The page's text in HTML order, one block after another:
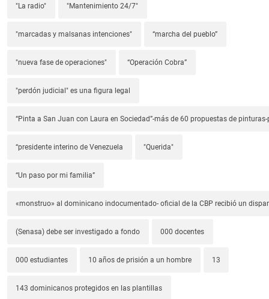
"La radio" "Mantenimiento 24/7"
"marcadas y malsanas intenciones" “marcha del pueblo”
"nueva fase de operaciones" “Operación Cobra”
"perdón judicial" es una figura legal
“Pinta a San Juan con Laura en Sociedad”-más de 60 propuestas de
“presidente interino de Venezuela "Querida"
“Un paso por mi familia”
«monstruo» al dominicano indocumentado- oficial de la CBP recibió un
(Senasa) debe ser investigado a fondo 000 docentes
000 estudiantes 10 años de prisión a un hombre 13
143 dominicanos protegidos en las plantillas